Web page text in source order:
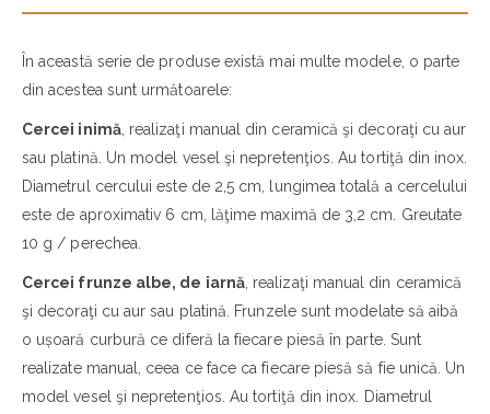
În această serie de produse există mai multe modele, o parte
din acestea sunt următoarele:
Cercei inimă, realizaţi manual din ceramică şi decoraţi cu aur
sau platină. Un model vesel şi nepretenţios. Au tortiţă din inox.
Diametrul cercului este de 2,5 cm, lungimea totală a cercelului
este de aproximativ 6 cm, lăţime maximă de 3,2 cm. Greutate
10 g / perechea.
Cercei frunze albe, de iarnă, realizaţi manual din ceramică
şi decoraţi cu aur sau platină. Frunzele sunt modelate să aibă
o ușoară curbură ce diferă la fiecare piesă în parte. Sunt
realizate manual, ceea ce face ca fiecare piesă să fie unică. Un
model vesel şi nepretenţios. Au tortiţă din inox. Diametrul